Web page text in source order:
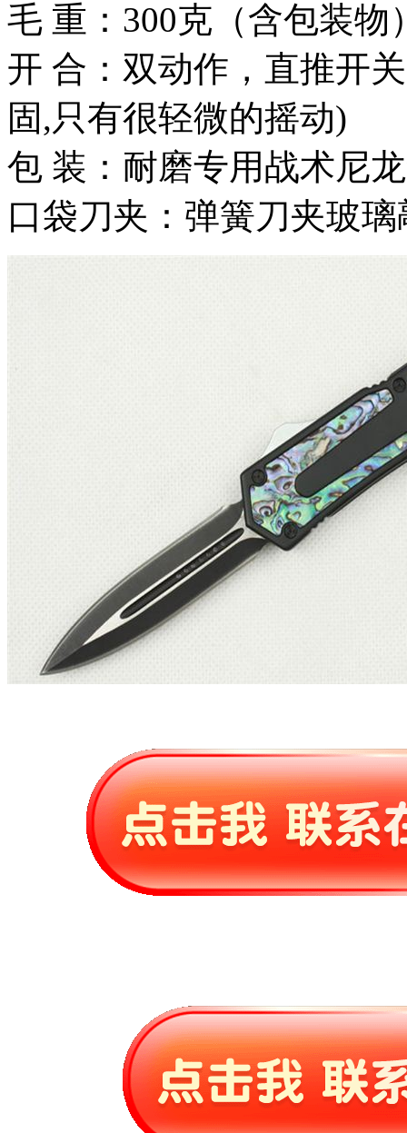
毛 重：300克（含包装物
开 合：双动作，直推开
固,只有很轻微的摇动)
包 装：耐磨专用战术尼
口袋刀夹：弹簧刀夹玻